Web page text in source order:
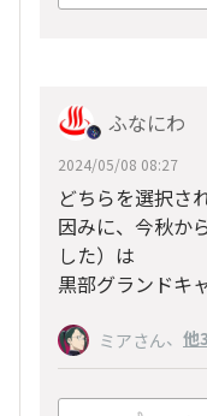
ふなにわ
2024/05/08 08:27
どちらを選択さ
因みに、今秋か
した）は
黒部グランドキ
ミアさん、 他